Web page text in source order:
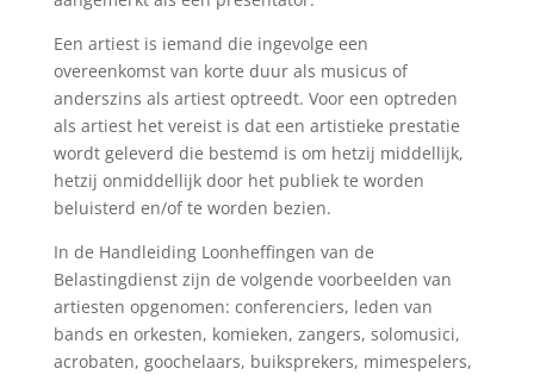
Een artiest is iemand die ingevolge een
overeenkomst van korte duur als musicus of
anderszins als artiest optreedt. Voor een optreden
als artiest het vereist is dat een artistieke prestatie
wordt geleverd die bestemd is om hetzij middellijk,
hetzij onmiddellijk door het publiek te worden
beluisterd en/of te worden bezien.
In de Handleiding Loonheffingen van de
Belastingdienst zijn de volgende voorbeelden van
artiesten opgenomen: conferenciers, leden van
bands en orkesten, komieken, zangers, solomusici,
acrobaten, goochelaars, buiksprekers, mimespelers,